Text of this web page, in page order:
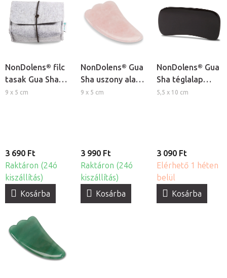
NonDolens® filc
tasak Gua Sha
masszázs
9 x 5 cm
3 690 Ft
Raktáron (24ó
kiszállítás)
Kosárba
NonDolens® Gua
Sha uszony alakú
masszázskő -
9 x 5 cm
3 990 Ft
Raktáron (24ó
kiszállítás)
Kosárba
NonDolens® Gua
Sha téglalap
alakú masszázs
5,5 x 10 cm
3 090 Ft
Elérhető 1 héten
belül
Kosárba